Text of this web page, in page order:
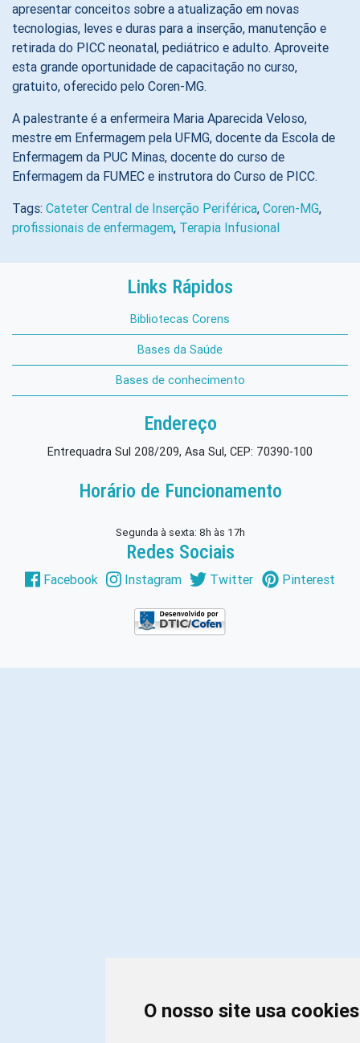
O nosso site usa cookies
apresentar conceitos sobre a atualização em novas
tecnologias, leves e duras para a inserção, manutenção e
retirada do PICC neonatal, pediátrico e adulto. Aproveite
esta grande oportunidade de capacitação no curso,
gratuito, oferecido pelo Coren-MG.
A palestrante é a enfermeira Maria Aparecida Veloso,
mestre em Enfermagem pela UFMG, docente da Escola de
Enfermagem da PUC Minas, docente do curso de
Enfermagem da FUMEC e instrutora do Curso de PICC.
Tags: Cateter Central de Inserção Periférica, Coren-MG,
profissionais de enfermagem, Terapia Infusional
Links Rápidos
Bibliotecas Corens
Bases da Saúde
Bases de conhecimento
Endereço
Entrequadra Sul 208/209, Asa Sul, CEP: 70390-100
Horário de Funcionamento
Segunda à sexta: 8h às 17h
Redes Sociais
Facebook Instagram Twitter Pinterest